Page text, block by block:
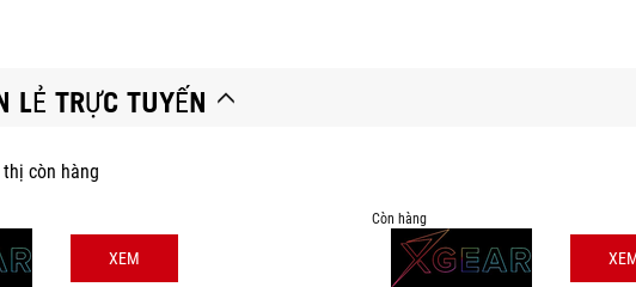
LẺ TRỰC TUYẾN
còn hàng
XEM
Còn hàng